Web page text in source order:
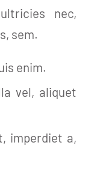
nec,
sem.
enim.
vel, aliquet
imperdiet a,